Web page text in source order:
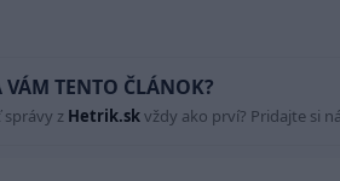
VÁM TENTO ČLÁNOK?
správy z Hetrik.skvždy ako prví? Pridajte si